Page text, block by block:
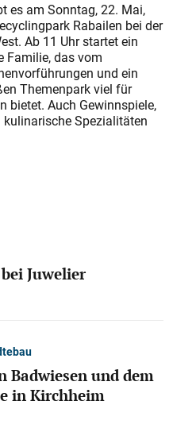
es am Sonntag, 22. Mai,
Rabailen bei der
Ab 11 Uhr startet ein
Familie, das vom
und ein
Themenpark viel für
bietet. Auch Gewinnspiele,
Spezialitäten
Juwelier
Badwiesen und dem
in Kirchheim